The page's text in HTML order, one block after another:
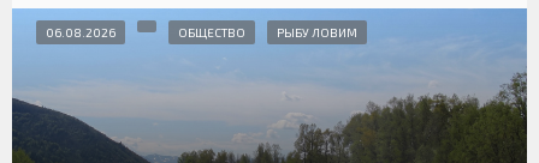
06.08.2026 ОБЩЕСТВО РЫБУ ЛОВИМ